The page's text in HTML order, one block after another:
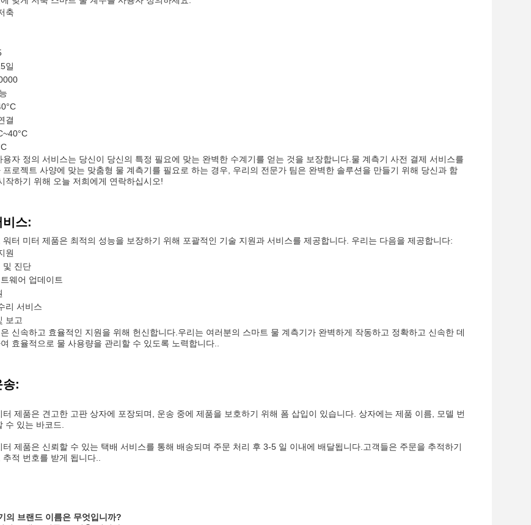
축
일
결
용자 정의 서비스는 당신이 당신의 특정 필요에 맞는 완벽한 수계기를 얻는 것을 보장합니다.물 계측기 사전 결제 서비스를
프로젝트 사양에 맞는 맞춤형 물 계측기를 필요로 하는 경우, 우리의 전문가 팀은 완벽한 솔루션을 만들기 위해 당신과 함
작하기 위해 오늘 저희에게 연락하십시오!
비스:
워터 미터 제품은 최적의 성능을 보장하기 위해 포괄적인 기술 지원과 서비스를 제공합니다. 우리는 다음을 제공합니다:
원
및 진단
웨어 업데이트
리 서비스
보고
신속하고 효율적인 지원을 위해 헌신합니다.우리는 여러분의 스마트 물 계측기가 완벽하게 작동하고 정확하고 신속한 데
효율적으로 물 사용량을 관리할 수 있도록 노력합니다..
송:
터 제품은 견고한 고판 상자에 포장되며, 운송 중에 제품을 보호하기 위해 폼 삽입이 있습니다. 상자에는 제품 이름, 모델 번
수 있는 바코드.
터 제품은 신뢰할 수 있는 택배 서비스를 통해 배송되며 주문 처리 후 3-5 일 이내에 배달됩니다.고객들은 주문을 추적하기
적 번호를 받게 됩니다..
의 브랜드 이름은 무엇입니까?